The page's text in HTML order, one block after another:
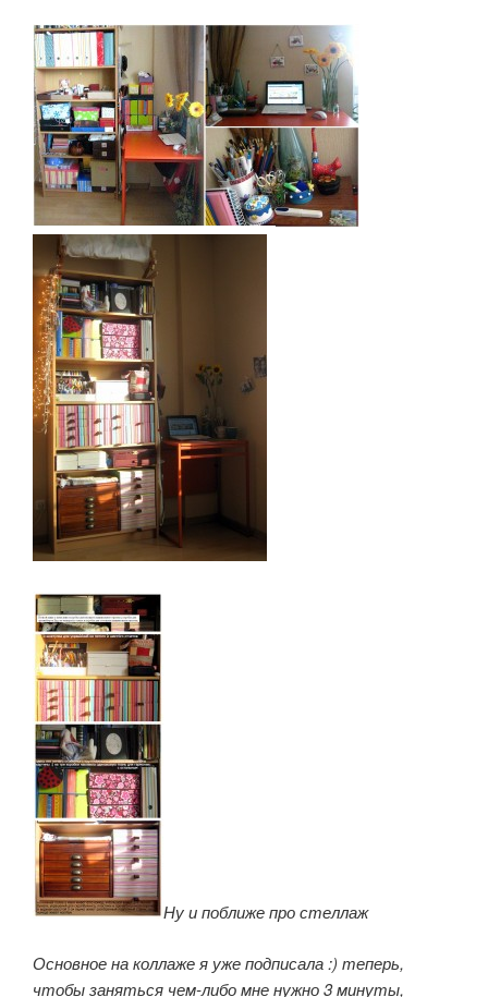
Ну и поближе про стеллаж
Основное на коллаже я уже подписала :) теперь,
чтобы заняться чем-либо мне нужно 3 минуты,